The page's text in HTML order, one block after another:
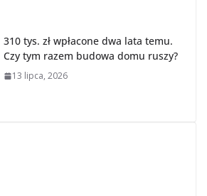
310 tys. zł wpłacone dwa lata temu.
Czy tym razem budowa domu ruszy?
13 lipca, 2026